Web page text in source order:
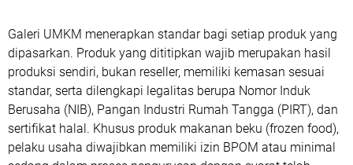
Galeri UMKM menerapkan standar bagi setiap produk yang
dipasarkan. Produk yang dititipkan wajib merupakan hasil
produksi sendiri, bukan reseller, memiliki kemasan sesuai
standar, serta dilengkapi legalitas berupa Nomor Induk
Berusaha (NIB), Pangan Industri Rumah Tangga (PIRT), dan
sertifikat halal. Khusus produk makanan beku (frozen food),
pelaku usaha diwajibkan memiliki izin BPOM atau minimal